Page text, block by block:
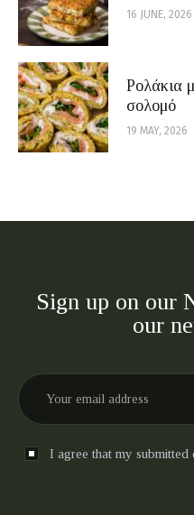
16 JUNE, 2026
Ρολάκια
σολομό
19 MAY, 2026
Sign up on our
our
I agree that my